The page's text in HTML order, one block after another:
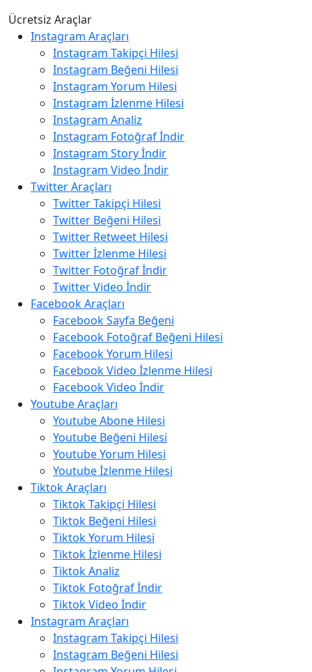
Ücretsiz Araçlar
Instagram Araçları
Instagram Takipçi Hilesi
Instagram Beğeni Hilesi
Instagram Yorum Hilesi
Instagram İzlenme Hilesi
Instagram Analiz
Instagram Fotoğraf İndir
Instagram Story İndir
Instagram Video İndir
Twitter Araçları
Twitter Takipçi Hilesi
Twitter Beğeni Hilesi
Twitter Retweet Hilesi
Twitter İzlenme Hilesi
Twitter Fotoğraf İndir
Twitter Video İndir
Facebook Araçları
Facebook Sayfa Beğeni
Facebook Fotoğraf Beğeni Hilesi
Facebook Yorum Hilesi
Facebook Video İzlenme Hilesi
Facebook Video İndir
Youtube Araçları
Youtube Abone Hilesi
Youtube Beğeni Hilesi
Youtube Yorum Hilesi
Youtube İzlenme Hilesi
Tiktok Araçları
Tiktok Takipçi Hilesi
Tiktok Beğeni Hilesi
Tiktok Yorum Hilesi
Tiktok İzlenme Hilesi
Tiktok Analiz
Tiktok Fotoğraf İndir
Tiktok Video İndir
Instagram Araçları
Instagram Takipçi Hilesi
Instagram Beğeni Hilesi